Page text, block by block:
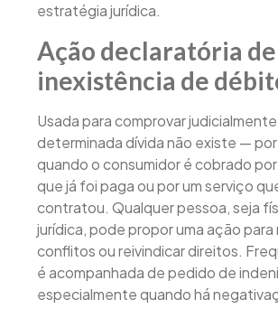
estratégia jurídica.
Ação declaratória de
inexistência de
Usada para comprovar
determinada dívida não existe —
quando o consumidor é cobrado
que já foi paga ou por um serviço
contratou. Qualquer pessoa, seja
jurídica, pode propor uma ação para
conflitos ou reivindicar direitos.
é acompanhada de pedido de
especialmente quando há